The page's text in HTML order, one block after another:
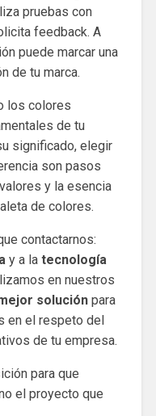
pruebas con
feedback. A
puede marcar una
de tu marca.
los colores
de tu
significado, elegir
son pasos
y la esencia
de colores.
contactarnos:
y a la tecnología
en nuestros
soluciónpara
en el respeto del
de tu empresa.
para que
el proyecto que